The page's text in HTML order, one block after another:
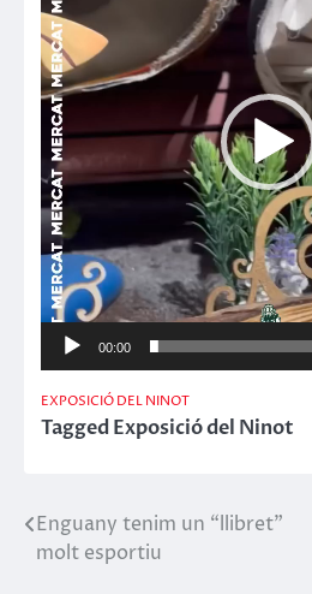
00:00
EXPOSICIÓ DEL NINOT
TaggedExposició del Ninot
Navegació
d'entrades
Enguany tenim un “llibret”
molt esportiu